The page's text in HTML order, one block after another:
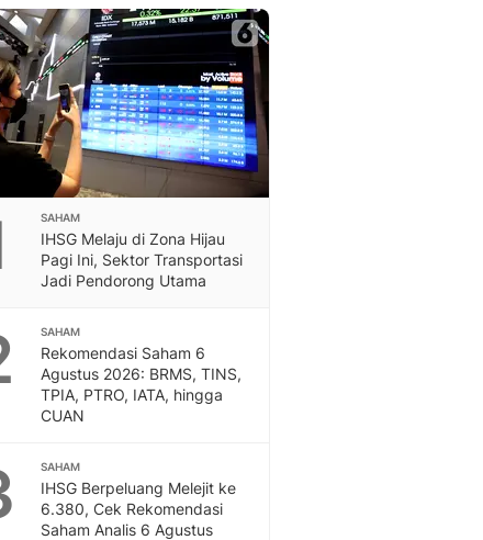
SAHAM
IHSG Melaju di Zona Hijau
Pagi Ini, Sektor Transportasi
Jadi Pendorong Utama
SAHAM
Rekomendasi Saham 6
Agustus 2026: BRMS, TINS,
TPIA, PTRO, IATA, hingga
CUAN
SAHAM
IHSG Berpeluang Melejit ke
6.380, Cek Rekomendasi
Saham Analis 6 Agustus